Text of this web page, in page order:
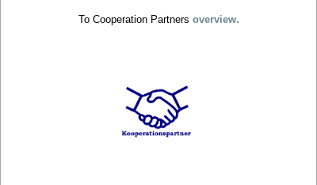
To Cooperation Partners overview.